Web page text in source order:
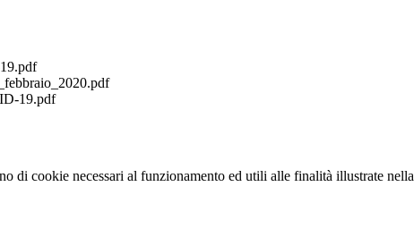
19.pdf
di cookie necessari al funzionamento ed utili alle finalità illustrate nella